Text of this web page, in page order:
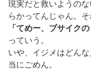
現実だと救いようの
らかってんじゃん。
「てめー、ブサイク
っていう。
いや、イジメはどん
当にごめん。